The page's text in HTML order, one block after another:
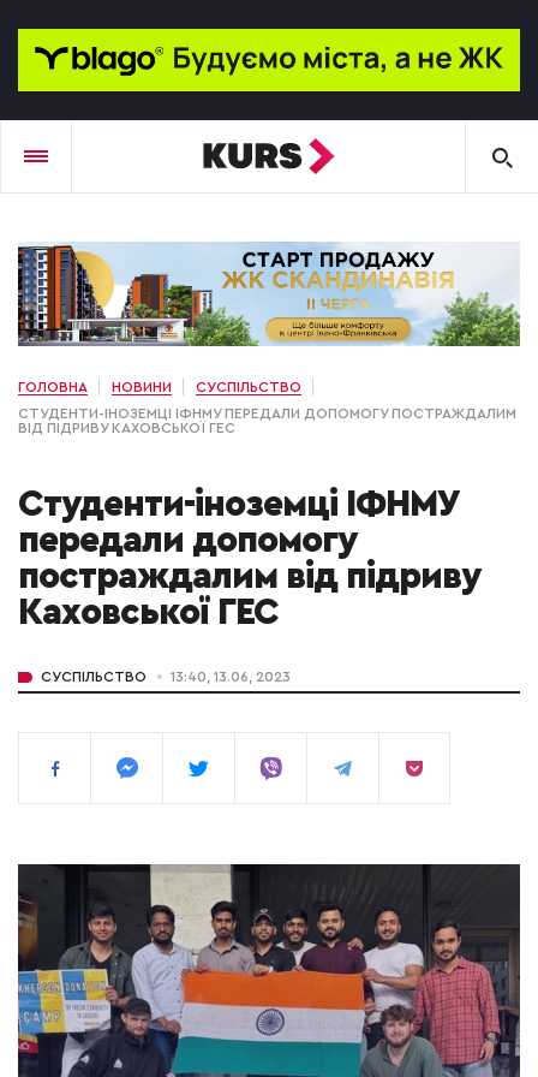
ГОЛОВНА НОВИНИ
СУСПІЛЬСТВО
СТУДЕНТИ-ІНОЗЕМЦІ ІФНМУ ПЕРЕДАЛИ ДОПОМОГУ ПОСТРАЖДАЛИМ
ВІД ПІДРИВУ КАХОВСЬКОЇ ГЕС
Студенти-іноземці ІФНМУ
передали допомогу
постраждалим від підриву
Каховської ГЕС
СУСПІЛЬСТВО 13:40, 13.06, 2023